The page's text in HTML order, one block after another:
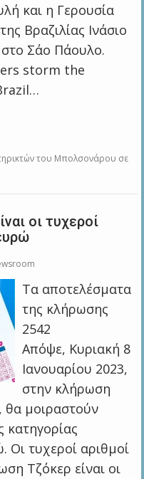
και η Γερουσία
Βραζιλίας Ινάσιο
στο Σάο Πάουλο.
storm the
του Μπολσονάρου σε
οι τυχεροί
Τα αποτελέσματα
της κλήρωσης
2542
Απόψε, Κυριακή 8
Ιανουαρίου 2023,
στην κλήρωση
μοιραστούν
κατηγορίας
Οι τυχεροί αριθμοί
Τζόκερ είναι οι